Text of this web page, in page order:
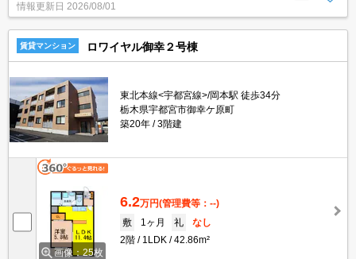
情報更新日 2026/08/01
賃貸マンション ロワイヤル御幸２号棟
東北本線<宇都宮線>/岡本駅 徒歩34分
栃木県宇都宮市御幸ケ原町
築20年
3階建
画像：25枚
6.2万円(管理費等：--)
敷
1ヶ月 礼
なし
2階
1LDK 42.86m²